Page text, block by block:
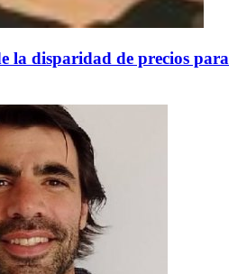
la disparidad de precios para